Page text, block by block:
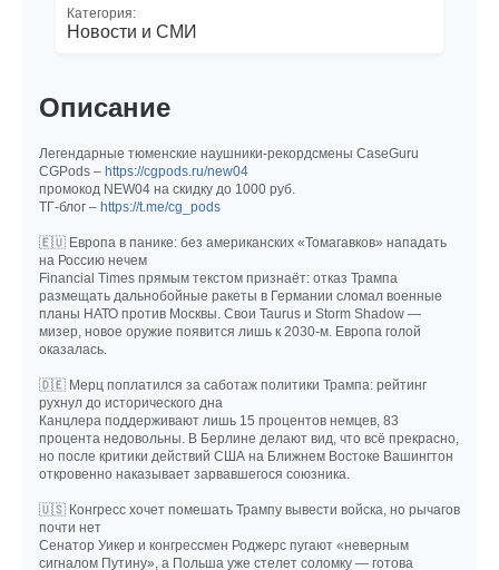
Категория:
Новости и СМИ
Описание
Легендарные тюменские наушники-рекордсмены CaseGuru
CGPods – https://cgpods.ru/new04
промокод NEW04 на скидку до 1000 руб.
ТГ-блог – https://t.me/cg_pods
🇪🇺 Европа в панике: без американских «Томагавков» нападать
на Россию нечем
Financial Times прямым текстом признаёт: отказ Трампа
размещать дальнобойные ракеты в Германии сломал военные
планы НАТО против Москвы. Свои Taurus и Storm Shadow —
мизер, новое оружие появится лишь к 2030-м. Европа голой
оказалась.
🇩🇪 Мерц поплатился за саботаж политики Трампа: рейтинг
рухнул до исторического дна
Канцлера поддерживают лишь 15 процентов немцев, 83
процента недовольны. В Берлине делают вид, что всё прекрасно,
но после критики действий США на Ближнем Востоке Вашингтон
откровенно наказывает зарвавшегося союзника.
🇺🇸 Конгресс хочет помешать Трампу вывести войска, но рычагов
почти нет
Сенатор Уикер и конгрессмен Роджерс пугают «неверным
сигналом Путину», а Польша уже стелет соломку — готова